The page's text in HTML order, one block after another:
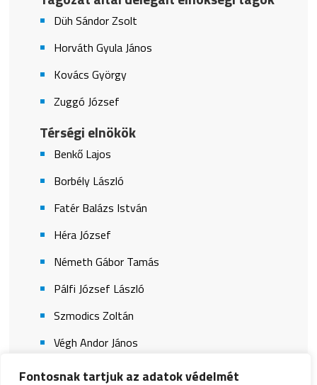
Fontosnak tartjuk az adatok védelmét
Düh Sándor Zsolt
Horváth Gyula János
Kovács György
Zuggó József
Térségi elnökök
Benkő Lajos
Borbély László
Fatér Balázs István
Héra József
Németh Gábor Tamás
Pálfi József László
Szmodics Zoltán
Végh Andor János